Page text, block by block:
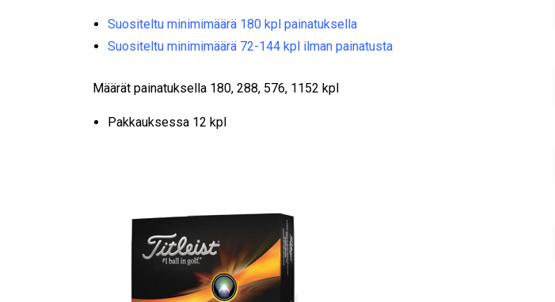
Suositeltu minimimäärä 180 kpl painatuksella
Suositeltu minimimäärä 72-144 kpl ilman painatusta
Määrät painatuksella 180, 288, 576, 1152 kpl
Pakkauksessa 12 kpl